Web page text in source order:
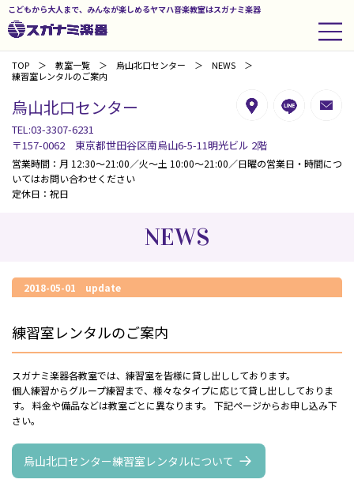
こどもから大人まで、みんなが楽しめるヤマハ音楽教室はスガナミ楽器
TOP 教室一覧 烏山北口センター
NEWS
練習室レンタルのご案内
烏山北口センター
TEL:03-3307-6231
〒157-0062 東京都世田谷区南烏山6-5-11明光ビル 2階
営業時間：月 12:30～21:00／火～土 10:00～21:00／日曜の営業日・時間につ
いてはお問い合わせください
定休日：祝日
NEWS
2018-05-01 update
練習室レンタルのご案内
スガナミ楽器各教室では、練習室を皆様に貸し出ししております。
個人練習からグループ練習まで、様々なタイプに応じて貸し出ししておりま
す。 料金や備品などは教室ごとに異なります。 下記ページからお申し込み下
さい。
烏山北口センター練習室レンタルについて